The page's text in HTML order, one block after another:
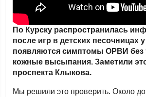
По Курску распространилась
после игр в детских песочницах
появляются симптомы ОРВИ без
кожные высыпания. Заметили
проспекта Клыкова.
Мы решили это проверить. Около